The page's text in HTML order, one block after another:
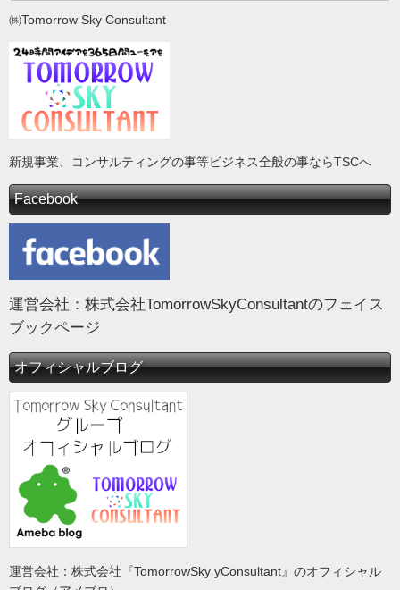
㈱Tomorrow Sky Consultant
新規事業、コンサルティングの事等ビジネス全般の事ならTSCへ
Facebook
運営会社：株式会社TomorrowSkyConsultantのフェイス
ブックページ
オフィシャルブログ
運営会社：株式会社『TomorrowSky yConsultant』のオフィシャル